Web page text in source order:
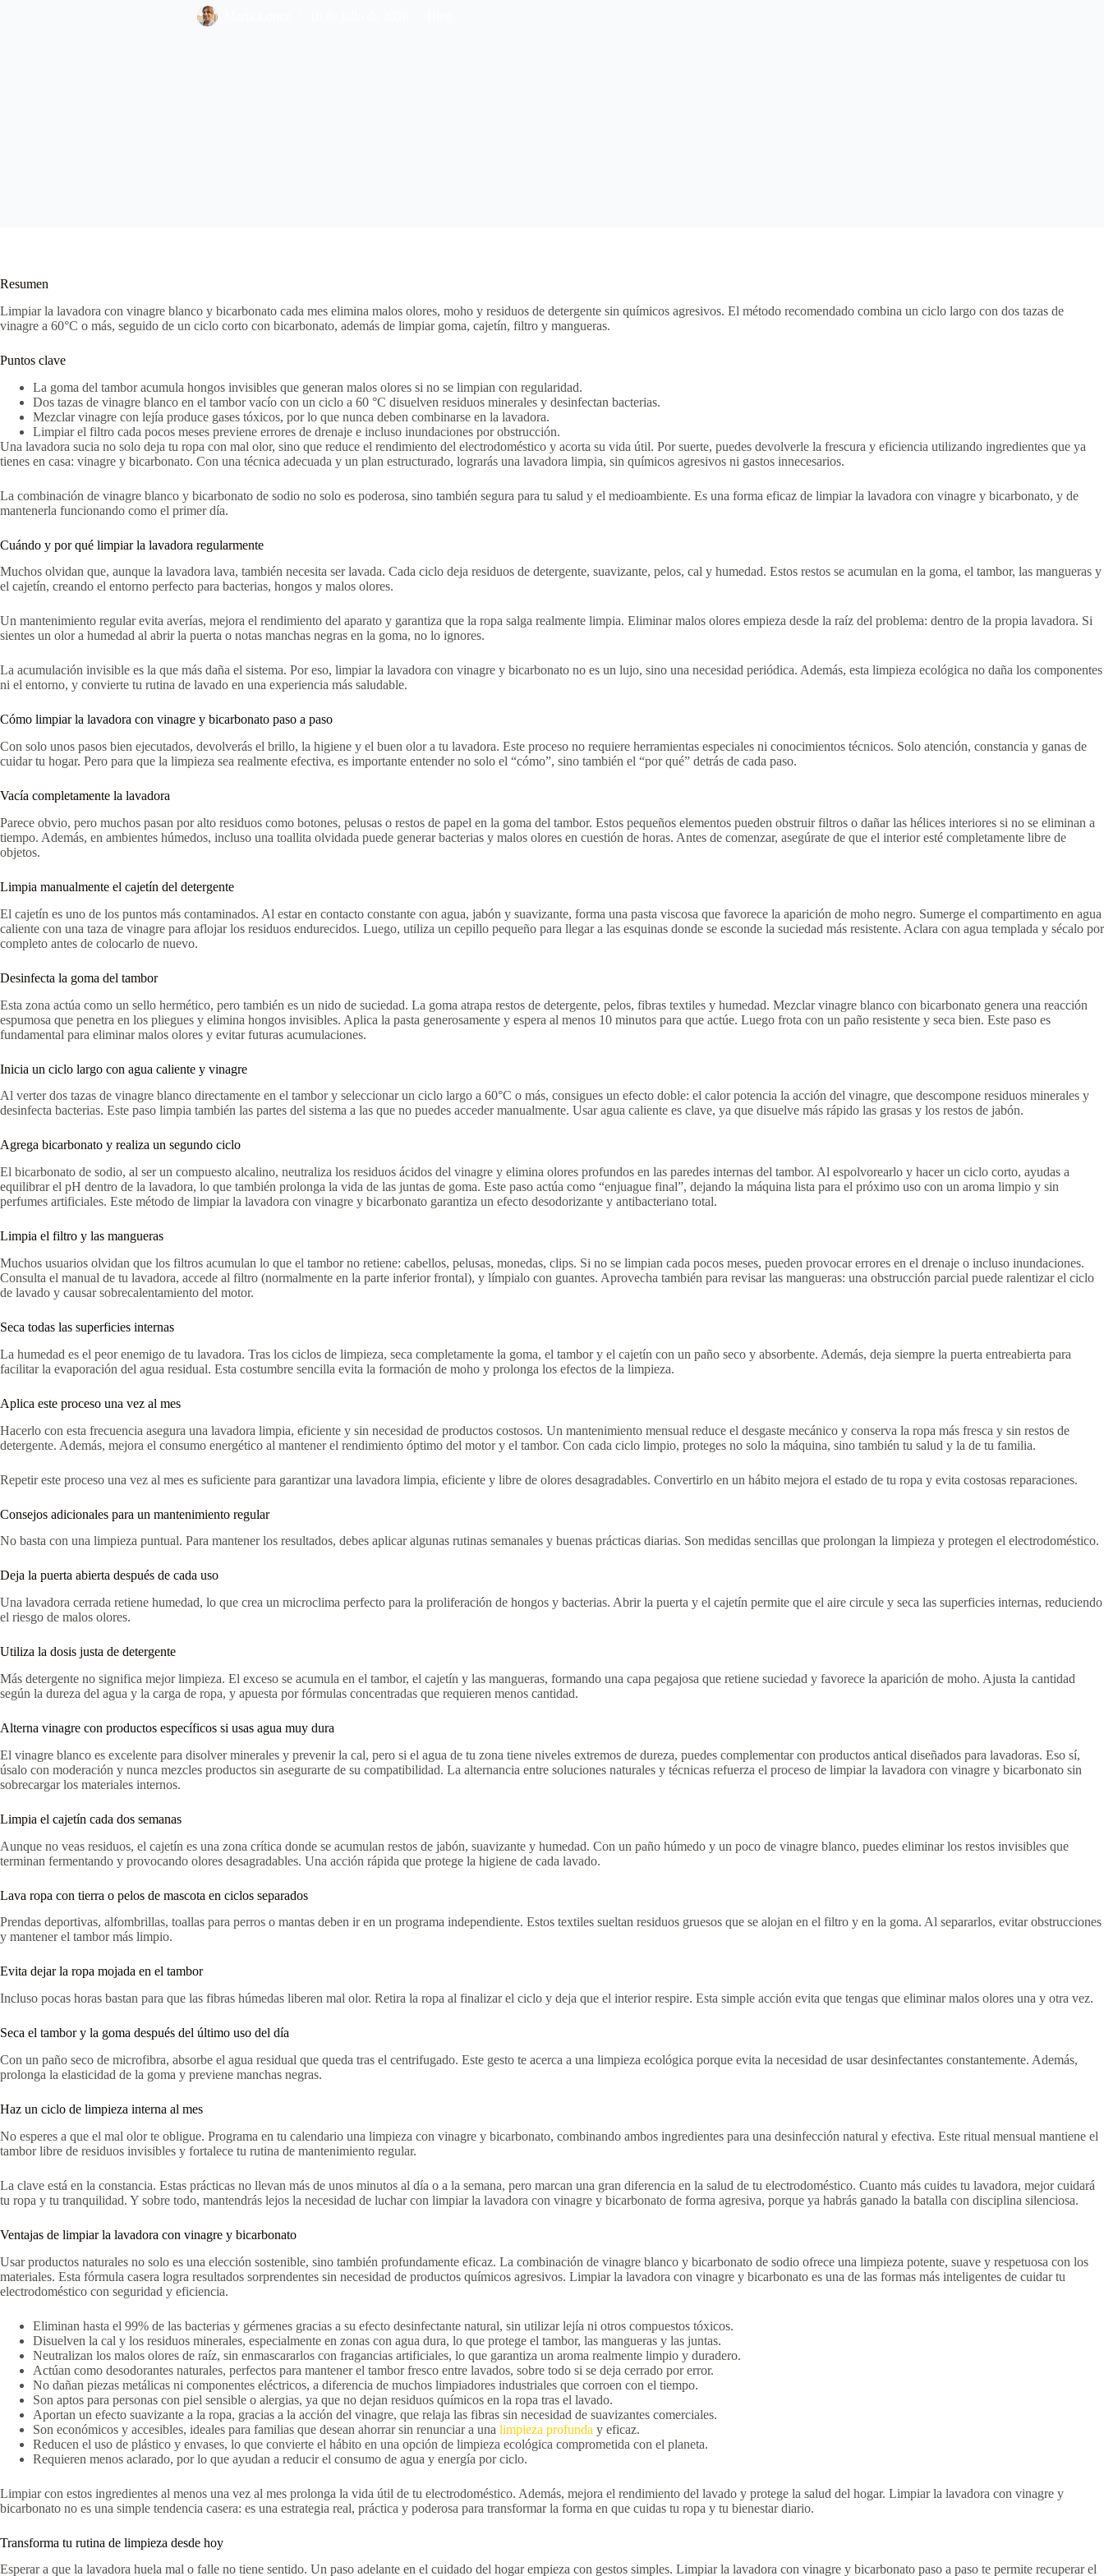
Resumen
Limpiar la lavadora con vinagre blanco y bicarbonato cada mes elimina malos olores, moho y residuos de detergente sin químicos agresivos. El método recomendado combina un ciclo largo con dos tazas de
vinagre a 60°C o más, seguido de un ciclo corto con bicarbonato, además de limpiar goma, cajetín, filtro y mangueras.
Puntos clave
La goma del tambor acumula hongos invisibles que generan malos olores si no se limpian con regularidad.
Dos tazas de vinagre blanco en el tambor vacío con un ciclo a 60 °C disuelven residuos minerales y desinfectan bacterias.
Mezclar vinagre con lejía produce gases tóxicos, por lo que nunca deben combinarse en la lavadora.
Limpiar el filtro cada pocos meses previene errores de drenaje e incluso inundaciones por obstrucción.
Una lavadora sucia no solo deja tu ropa con mal olor, sino que reduce el rendimiento del electrodoméstico y acorta su vida útil. Por suerte, puedes devolverle la frescura y eficiencia utilizando ingredientes que ya
tienes en casa: vinagre y bicarbonato. Con una técnica adecuada y un plan estructurado, lograrás una lavadora limpia, sin químicos agresivos ni gastos innecesarios.
La combinación de vinagre blanco y bicarbonato de sodio no solo es poderosa, sino también segura para tu salud y el medioambiente. Es una forma eficaz de limpiar la lavadora con vinagre y bicarbonato, y de
mantenerla funcionando como el primer día.
Cuándo y por qué limpiar la lavadora regularmente
Muchos olvidan que, aunque la lavadora lava, también necesita ser lavada. Cada ciclo deja residuos de detergente, suavizante, pelos, cal y humedad. Estos restos se acumulan en la goma, el tambor, las mangueras y
el cajetín, creando el entorno perfecto para bacterias, hongos y malos olores.
Un mantenimiento regular evita averías, mejora el rendimiento del aparato y garantiza que la ropa salga realmente limpia. Eliminar malos olores empieza desde la raíz del problema: dentro de la propia lavadora. Si
sientes un olor a humedad al abrir la puerta o notas manchas negras en la goma, no lo ignores.
La acumulación invisible es la que más daña el sistema. Por eso, limpiar la lavadora con vinagre y bicarbonato no es un lujo, sino una necesidad periódica. Además, esta limpieza ecológica no daña los componentes
ni el entorno, y convierte tu rutina de lavado en una experiencia más saludable.
Cómo limpiar la lavadora con vinagre y bicarbonato paso a paso
Con solo unos pasos bien ejecutados, devolverás el brillo, la higiene y el buen olor a tu lavadora. Este proceso no requiere herramientas especiales ni conocimientos técnicos. Solo atención, constancia y ganas de
cuidar tu hogar. Pero para que la limpieza sea realmente efectiva, es importante entender no solo el “cómo”, sino también el “por qué” detrás de cada paso.
Vacía completamente la lavadora
Parece obvio, pero muchos pasan por alto residuos como botones, pelusas o restos de papel en la goma del tambor. Estos pequeños elementos pueden obstruir filtros o dañar las hélices interiores si no se eliminan a
tiempo. Además, en ambientes húmedos, incluso una toallita olvidada puede generar bacterias y malos olores en cuestión de horas. Antes de comenzar, asegúrate de que el interior esté completamente libre de
objetos.
Limpia manualmente el cajetín del detergente
El cajetín es uno de los puntos más contaminados. Al estar en contacto constante con agua, jabón y suavizante, forma una pasta viscosa que favorece la aparición de moho negro. Sumerge el compartimento en agua
caliente con una taza de vinagre para aflojar los residuos endurecidos. Luego, utiliza un cepillo pequeño para llegar a las esquinas donde se esconde la suciedad más resistente. Aclara con agua templada y sécalo por
completo antes de colocarlo de nuevo.
Desinfecta la goma del tambor
Esta zona actúa como un sello hermético, pero también es un nido de suciedad. La goma atrapa restos de detergente, pelos, fibras textiles y humedad. Mezclar vinagre blanco con bicarbonato genera una reacción
espumosa que penetra en los pliegues y elimina hongos invisibles. Aplica la pasta generosamente y espera al menos 10 minutos para que actúe. Luego frota con un paño resistente y seca bien. Este paso es
fundamental para eliminar malos olores y evitar futuras acumulaciones.
Inicia un ciclo largo con agua caliente y vinagre
Al verter dos tazas de vinagre blanco directamente en el tambor y seleccionar un ciclo largo a 60°C o más, consigues un efecto doble: el calor potencia la acción del vinagre, que descompone residuos minerales y
desinfecta bacterias. Este paso limpia también las partes del sistema a las que no puedes acceder manualmente. Usar agua caliente es clave, ya que disuelve más rápido las grasas y los restos de jabón.
Agrega bicarbonato y realiza un segundo ciclo
El bicarbonato de sodio, al ser un compuesto alcalino, neutraliza los residuos ácidos del vinagre y elimina olores profundos en las paredes internas del tambor. Al espolvorearlo y hacer un ciclo corto, ayudas a
equilibrar el pH dentro de la lavadora, lo que también prolonga la vida de las juntas de goma. Este paso actúa como “enjuague final”, dejando la máquina lista para el próximo uso con un aroma limpio y sin
perfumes artificiales. Este método de limpiar la lavadora con vinagre y bicarbonato garantiza un efecto desodorizante y antibacteriano total.
Limpia el filtro y las mangueras
Muchos usuarios olvidan que los filtros acumulan lo que el tambor no retiene: cabellos, pelusas, monedas, clips. Si no se limpian cada pocos meses, pueden provocar errores en el drenaje o incluso inundaciones.
Consulta el manual de tu lavadora, accede al filtro (normalmente en la parte inferior frontal), y límpialo con guantes. Aprovecha también para revisar las mangueras: una obstrucción parcial puede ralentizar el ciclo
de lavado y causar sobrecalentamiento del motor.
Seca todas las superficies internas
La humedad es el peor enemigo de tu lavadora. Tras los ciclos de limpieza, seca completamente la goma, el tambor y el cajetín con un paño seco y absorbente. Además, deja siempre la puerta entreabierta para
facilitar la evaporación del agua residual. Esta costumbre sencilla evita la formación de moho y prolonga los efectos de la limpieza.
Aplica este proceso una vez al mes
Hacerlo con esta frecuencia asegura una lavadora limpia, eficiente y sin necesidad de productos costosos. Un mantenimiento mensual reduce el desgaste mecánico y conserva la ropa más fresca y sin restos de
detergente. Además, mejora el consumo energético al mantener el rendimiento óptimo del motor y el tambor. Con cada ciclo limpio, proteges no solo la máquina, sino también tu salud y la de tu familia.
Repetir este proceso una vez al mes es suficiente para garantizar una lavadora limpia, eficiente y libre de olores desagradables. Convertirlo en un hábito mejora el estado de tu ropa y evita costosas reparaciones.
Consejos adicionales para un mantenimiento regular
No basta con una limpieza puntual. Para mantener los resultados, debes aplicar algunas rutinas semanales y buenas prácticas diarias. Son medidas sencillas que prolongan la limpieza y protegen el electrodoméstico.
Deja la puerta abierta después de cada uso
Una lavadora cerrada retiene humedad, lo que crea un microclima perfecto para la proliferación de hongos y bacterias. Abrir la puerta y el cajetín permite que el aire circule y seca las superficies internas, reduciendo
el riesgo de malos olores.
Utiliza la dosis justa de detergente
Más detergente no significa mejor limpieza. El exceso se acumula en el tambor, el cajetín y las mangueras, formando una capa pegajosa que retiene suciedad y favorece la aparición de moho. Ajusta la cantidad
según la dureza del agua y la carga de ropa, y apuesta por fórmulas concentradas que requieren menos cantidad.
Alterna vinagre con productos específicos si usas agua muy dura
El vinagre blanco es excelente para disolver minerales y prevenir la cal, pero si el agua de tu zona tiene niveles extremos de dureza, puedes complementar con productos antical diseñados para lavadoras. Eso sí,
úsalo con moderación y nunca mezcles productos sin asegurarte de su compatibilidad. La alternancia entre soluciones naturales y técnicas refuerza el proceso de limpiar la lavadora con vinagre y bicarbonato sin
sobrecargar los materiales internos.
Limpia el cajetín cada dos semanas
Aunque no veas residuos, el cajetín es una zona crítica donde se acumulan restos de jabón, suavizante y humedad. Con un paño húmedo y un poco de vinagre blanco, puedes eliminar los restos invisibles que
terminan fermentando y provocando olores desagradables. Una acción rápida que protege la higiene de cada lavado.
Lava ropa con tierra o pelos de mascota en ciclos separados
Prendas deportivas, alfombrillas, toallas para perros o mantas deben ir en un programa independiente. Estos textiles sueltan residuos gruesos que se alojan en el filtro y en la goma. Al separarlos, evitar obstrucciones
y mantener el tambor más limpio.
Evita dejar la ropa mojada en el tambor
Incluso pocas horas bastan para que las fibras húmedas liberen mal olor. Retira la ropa al finalizar el ciclo y deja que el interior respire. Esta simple acción evita que tengas que eliminar malos olores una y otra vez.
Seca el tambor y la goma después del último uso del día
Con un paño seco de microfibra, absorbe el agua residual que queda tras el centrifugado. Este gesto te acerca a una limpieza ecológica porque evita la necesidad de usar desinfectantes constantemente. Además,
prolonga la elasticidad de la goma y previene manchas negras.
Haz un ciclo de limpieza interna al mes
No esperes a que el mal olor te obligue. Programa en tu calendario una limpieza con vinagre y bicarbonato, combinando ambos ingredientes para una desinfección natural y efectiva. Este ritual mensual mantiene el
tambor libre de residuos invisibles y fortalece tu rutina de mantenimiento regular.
La clave está en la constancia. Estas prácticas no llevan más de unos minutos al día o a la semana, pero marcan una gran diferencia en la salud de tu electrodoméstico. Cuanto más cuides tu lavadora, mejor cuidará
tu ropa y tu tranquilidad. Y sobre todo, mantendrás lejos la necesidad de luchar con limpiar la lavadora con vinagre y bicarbonato de forma agresiva, porque ya habrás ganado la batalla con disciplina silenciosa.
Ventajas de limpiar la lavadora con vinagre y bicarbonato
Usar productos naturales no solo es una elección sostenible, sino también profundamente eficaz. La combinación de vinagre blanco y bicarbonato de sodio ofrece una limpieza potente, suave y respetuosa con los
materiales. Esta fórmula casera logra resultados sorprendentes sin necesidad de productos químicos agresivos. Limpiar la lavadora con vinagre y bicarbonato es una de las formas más inteligentes de cuidar tu
electrodoméstico con seguridad y eficiencia.
Eliminan hasta el 99% de las bacterias y gérmenes gracias a su efecto desinfectante natural, sin utilizar lejía ni otros compuestos tóxicos.
Disuelven la cal y los residuos minerales, especialmente en zonas con agua dura, lo que protege el tambor, las mangueras y las juntas.
Neutralizan los malos olores de raíz, sin enmascararlos con fragancias artificiales, lo que garantiza un aroma realmente limpio y duradero.
Actúan como desodorantes naturales, perfectos para mantener el tambor fresco entre lavados, sobre todo si se deja cerrado por error.
No dañan piezas metálicas ni componentes eléctricos, a diferencia de muchos limpiadores industriales que corroen con el tiempo.
Son aptos para personas con piel sensible o alergias, ya que no dejan residuos químicos en la ropa tras el lavado.
Aportan un efecto suavizante a la ropa, gracias a la acción del vinagre, que relaja las fibras sin necesidad de suavizantes comerciales.
Son económicos y accesibles, ideales para familias que desean ahorrar sin renunciar a una limpieza profunda y eficaz.
Reducen el uso de plástico y envases, lo que convierte el hábito en una opción de limpieza ecológica comprometida con el planeta.
Requieren menos aclarado, por lo que ayudan a reducir el consumo de agua y energía por ciclo.
Limpiar con estos ingredientes al menos una vez al mes prolonga la vida útil de tu electrodoméstico. Además, mejora el rendimiento del lavado y protege la salud del hogar. Limpiar la lavadora con vinagre y
bicarbonato no es una simple tendencia casera: es una estrategia real, práctica y poderosa para transformar la forma en que cuidas tu ropa y tu bienestar diario.
Transforma tu rutina de limpieza desde hoy
Esperar a que la lavadora huela mal o falle no tiene sentido. Un paso adelante en el cuidado del hogar empieza con gestos simples. Limpiar la lavadora con vinagre y bicarbonato paso a paso te permite recuperar el